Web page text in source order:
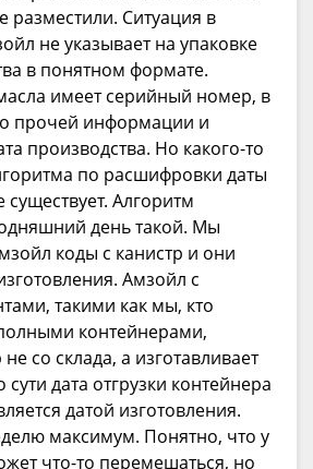
Ситуация в
не указывает на упаковке
в понятном формате.
имеет серийный номер, в
прочей информации и
производства. Но какого-то
по расшифровки даты
существует. Алгоритм
день такой. Мы
коды с канистр и они
Амзойл с
такими как мы, кто
контейнерами,
со склада, а изготавливает
сути дата отгрузки контейнера
датой изготовления.
максимум. Понятно, что у
что-то перемешаться, но